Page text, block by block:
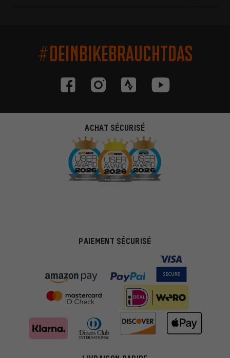
#DEINBIKEBRAUCHTDAS
ACHAT SÉCURISÉ
PAIEMENT SÉCURISÉ
Des offres plus adaptées